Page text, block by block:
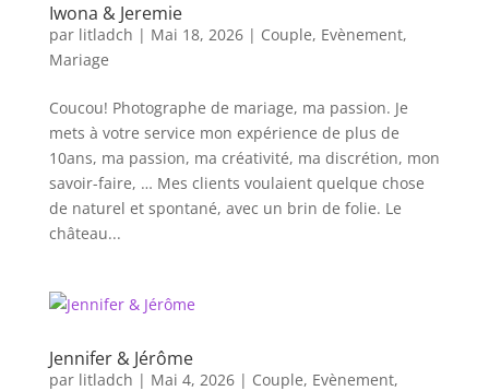
Iwona & Jeremie
par litladch | Mai 18, 2026| Couple, Evènement,
Mariage
Coucou! Photographe de mariage, ma passion. Je
mets à votre service mon expérience de plus de
10ans, ma passion, ma créativité, ma discrétion, mon
savoir-faire, … Mes clients voulaient quelque chose
de naturel et spontané, avec un brin de folie. Le
château...
Jennifer & Jérôme
par litladch | Mai 4, 2026| Couple, Evènement,